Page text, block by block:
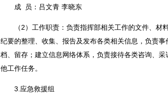
成 员：吕文青 李晓东
（2）工作职责：负责指挥部相关工作的文件、
纪要的整理、收集、报告及发布各类相关信息，负责
档、留存；建立信息网络体系，负责接待各类咨询、
他工作任务。
3.应急救援组